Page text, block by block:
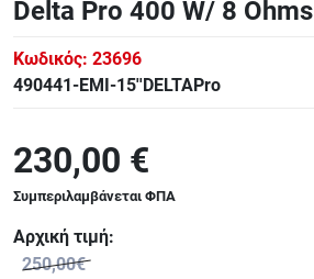
Delta Pro 400 W/ 8 Ohms
Κωδικός: 23696
490441-EMI-15''DELTAPro
230,00 €
Συμπεριλαμβάνεται ΦΠΑ
Αρχική τιμή:
250,00€